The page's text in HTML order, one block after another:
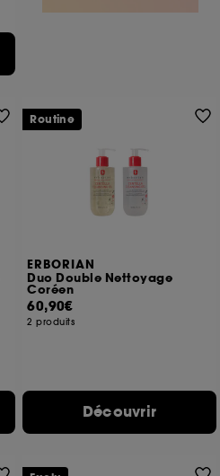
ERBORIAN
Duo Double Nettoyage
Coréen
60,90€
2 produits
Découvrir
Routine